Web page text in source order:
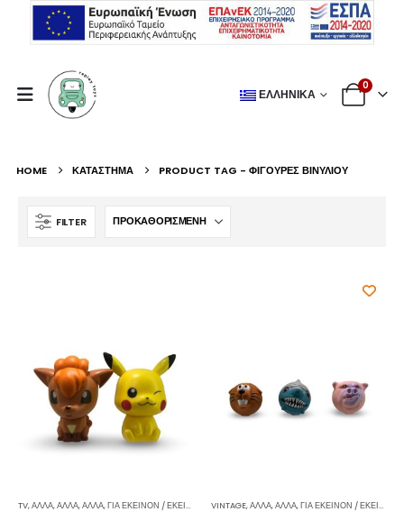
ΕΛΛΗΝΙΚΆ
0
HOME ΚΑΤΆΣΤΗΜΑ PRODUCT TAG - ΦΙΓΟΎΡΕΣ ΒΙΝΥΛΊΟΥ
FILTER
TV,ΆΛΛΑ,ΆΛΛΑ,ΆΛΛΑ,ΓΙΑ ΕΚΕΊΝΟΝ / ΕΚΕΊΝΗ ΙΔΈΕΣ ΓΙΑ ΔΏΡΑ,ΡΕΙΝΜΠΟΟΥ,ΣΥΛΛΕΚΤΙΚΈΣ
VINTAGE,ΆΛΛΑ,ΆΛΛΑ,ΓΙΑ ΕΚΕΊΝΟΝ / ΕΚΕΊΝΗ